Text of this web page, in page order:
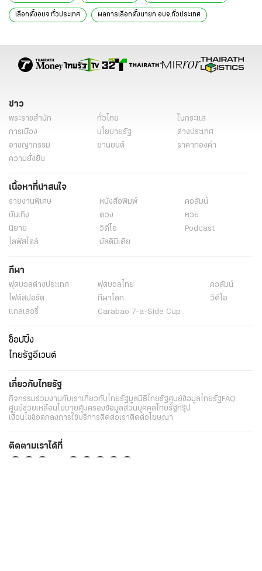
เลือกตั้งอบจ.ทั่วประเทศ ผลการเลือกตั้งนายก อบจ.ทั่วประเทศ
เลือกตั้งท้องถิ่น เลือกตั้ง 2568 เลือกตั้ง
ข่าวการเมือง
ข่าว
พระราชสำนัก ทั่วไทย
ในกระแส
การเมือง
นโยบายรัฐ
ต่างประเทศ
อาชญากรรม
ยานยนต์
ราคาทองคำ
ความยั่งยืน
เนื้อหาที่น่าสนใจ
รายงานพิเศษ หนังสือพิมพ์
คอลัมน์
บันเทิง
ดวง
หวย
นิยาย
วิดีโอ
Podcast
ไลฟ์สไตล์
มัลติมีเดีย
กีฬา
ฟุตบอลต่่างประเทศ ฟุตบอลไทย
คอลัมน์
ไฟต์สปอร์ต
กีฬาโลก
วิดีโอ
แกลเลอรี่
Carabao 7-a-Side Cup
ช็อปปิ้ง
ไทยรัฐอีเวนต์
เกี่ยวกับไทยรัฐ
กิจกรรมร่วมงานกับเราเกี่ยวกับไทยรัฐมูลนิธิไทยรัฐศูนย์ข้อมูลไทยรัฐ FAQ
ศูนย์ช่วยเหลือนโยบายคุ้มครองข้อมูลส่วนบุคคลไทยรัฐกรุ๊ป
เงื่อนไขข้อตกลงการใช้บริการติดต่อเราติดต่อโฆษณา
ติดตามเราได้ที่